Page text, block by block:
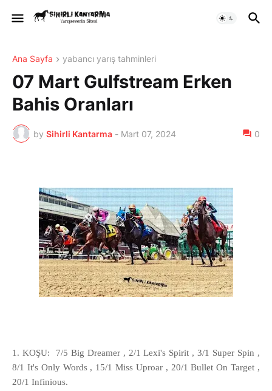
Ana Sayfa yabancı yarış tahminleri
07 Mart Gulfstream Erken
Bahis Oranları
by Sihirli Kantarma - Mart 07, 2024 0
1. KOŞU: 7/5 Big Dreamer , 2/1 Lexi's Spirit , 3/1 Super Spin ,
8/1 It's Only Words , 15/1 Miss Uproar , 20/1 Bullet On Target ,
20/1 Infinious.